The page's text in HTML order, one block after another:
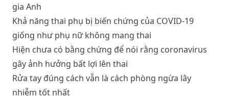
gia Anh
Khả năng thai phụ bị biến chứng của COVID-19
giống như phụ nữ không mang thai
Hiện chưa có bằng chứng để nói rằng coronavirus
gây ảnh hưởng bất lợi lên thai
Rửa tay đúng cách vẫn là cách phòng ngừa lây
nhiễm tốt nhất